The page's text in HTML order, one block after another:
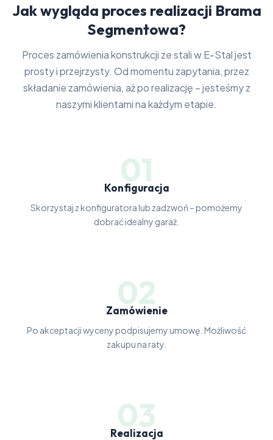
Jak wygląda proces realizacji Brama
Segmentowa?
Proces zamówienia konstrukcji ze stali w E-Stal jest
prosty i przejrzysty. Od momentu zapytania, przez
składanie zamówienia, aż po realizację – jesteśmy z
naszymi klientami na każdym etapie.
01
Konfiguracja
Skorzystaj z konfiguratora lub zadzwoń – pomożemy
dobrać idealny garaż.
02
Zamówienie
Po akceptacji wyceny podpisujemy umowę. Możliwość
zakupu na raty.
03
Realizacja